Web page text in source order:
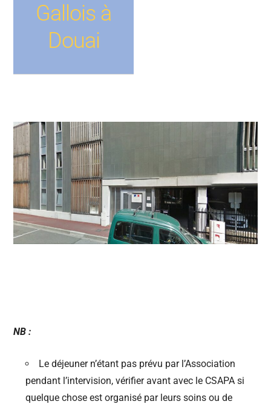
Gallois à
Douai
NB :
Le déjeuner n’étant pas prévu par l’Association
pendant l’intervision, vérifier avant avec le CSAPA si
quelque chose est organisé par leurs soins ou de